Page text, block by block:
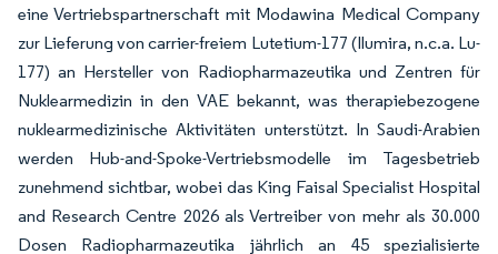
eine Vertriebspartnerschaft mit Modawina Medical Company
zur Lieferung von carrier-freiem Lutetium-177 (Ilumira, n.c.a. Lu-
177) an Hersteller von Radiopharmazeutika und Zentren für
Nuklearmedizin in den VAE bekannt, was therapiebezogene
nuklearmedizinische Aktivitäten unterstützt. In Saudi-Arabien
werden Hub-and-Spoke-Vertriebsmodelle im Tagesbetrieb
zunehmend sichtbar, wobei das King Faisal Specialist Hospital
and Research Centre 2026 als Vertreiber von mehr als 30.000
Dosen Radiopharmazeutika jährlich an 45 spezialisierte